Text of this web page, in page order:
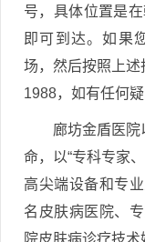
号，具体位置是
即可到达。如果
场，然后按照上
1988，如有任何
廊坊金盾医院
命，以“专科专家
高尖端设备和专
名皮肤病医院、
院皮肤病诊疗技术